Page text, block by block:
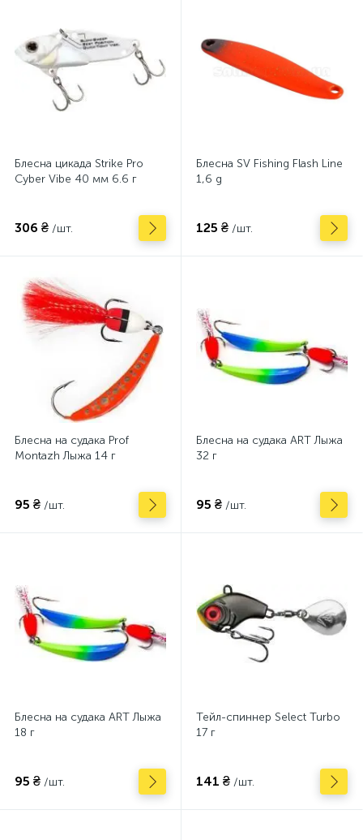
Блесна цикада Strike Pro
Cyber Vibe 40 мм 6.6 г
306 ₴ /шт.
Блесна SV Fishing Flash Line
1,6 g
125 ₴ /шт.
Блесна на судака Prof
Montazh Лыжа 14 г
95 ₴ /шт.
Блесна на судака ART Лыжа
32 г
95 ₴ /шт.
Блесна на судака ART Лыжа
18 г
95 ₴ /шт.
Тейл-спиннер Select Turbo
17 г
141 ₴ /шт.